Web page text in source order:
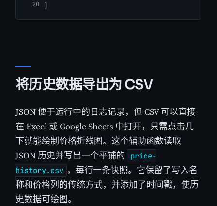
]
将历史数据导出为 CSV
JSON 便于运行中的日志记录，但 CSV 可以直接
在 Excel 或 Google Sheets 中打开，只需点击几
下就能绘制价格折线图。这个辅助函数读取
JSON 历史并写出一个平铺的
price-
history.csv ，每行一条快照。它保留了写入名
称和价格列的传统方式，并添加了时间戳，使历
史数据可绘图。